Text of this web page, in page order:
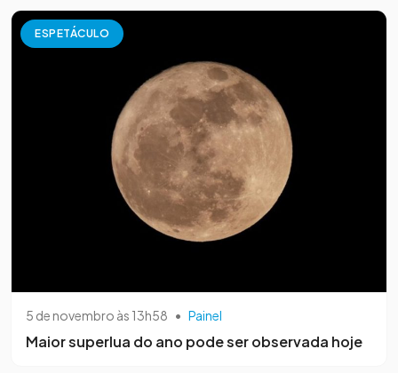
ESPETÁCULO
5 de novembro às 13h58 • Painel
Maior superlua do ano pode ser observada hoje